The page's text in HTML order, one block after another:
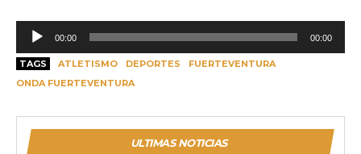
e
p
r
00:00 00:00
TAGS ATLETISMO DEPORTES
FUERTEVENTURA
ONDA FUERTEVENTURA
ULTIMAS NOTICIAS